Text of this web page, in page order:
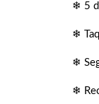
❄ 5
❄
❄
❄